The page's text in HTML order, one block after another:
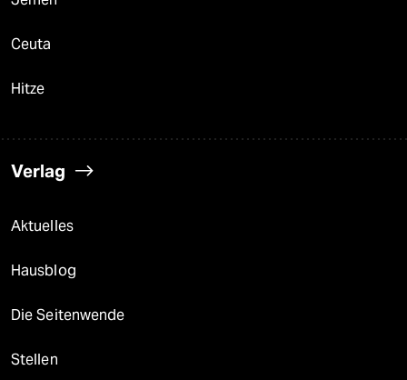
Ceuta
Hitze
Verlag
Aktuelles
Hausblog
Die Seitenwende
Stellen